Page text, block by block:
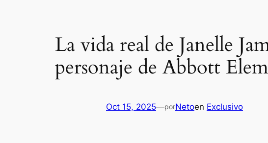
La vida real de Janelle
personaje de Abbott
Oct 15, 2025—porNetoen Exclusivo